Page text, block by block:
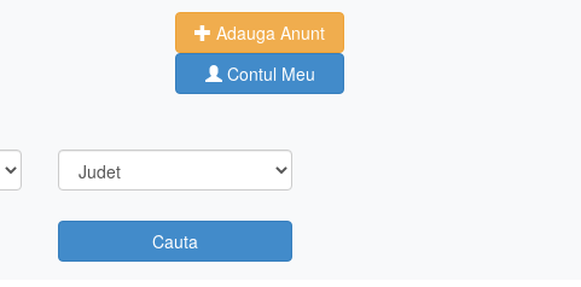
Adauga Anunt
Contul Meu
Cauta